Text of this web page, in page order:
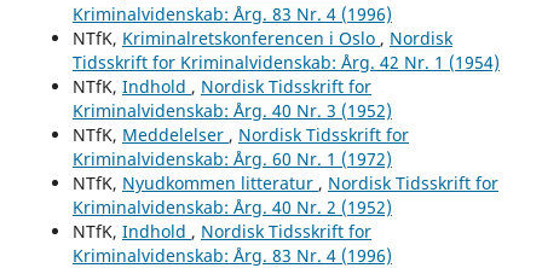
Kriminalvidenskab: Årg. 83 Nr. 4 (1996)
NTfK, Kriminalretskonferencen i Oslo , Nordisk
Tidsskrift for Kriminalvidenskab: Årg. 42 Nr. 1 (1954)
NTfK, Indhold , Nordisk Tidsskrift for
Kriminalvidenskab: Årg. 40 Nr. 3 (1952)
NTfK, Meddelelser , Nordisk Tidsskrift for
Kriminalvidenskab: Årg. 60 Nr. 1 (1972)
NTfK, Nyudkommen litteratur , Nordisk Tidsskrift for
Kriminalvidenskab: Årg. 40 Nr. 2 (1952)
NTfK, Indhold , Nordisk Tidsskrift for
Kriminalvidenskab: Årg. 83 Nr. 4 (1996)